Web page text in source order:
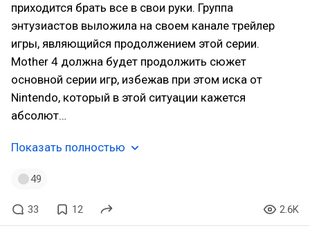
приходится брать все в свои руки. Группа
энтузиастов выложила на своем канале трейлер
игры, являющийся продолжением этой серии.
Mother 4 должна будет продолжить сюжет
основной серии игр, избежав при этом иска от
Nintendo, который в этой ситуации кажется
абсолют…
Показать полностью
49
33 12 2.6K